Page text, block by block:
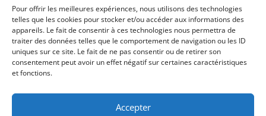
Pour offrir les meilleures expériences, nous utilisons des technologies
telles que les cookies pour stocker et/ou accéder aux informations des
appareils. Le fait de consentir à ces technologies nous permettra de
traiter des données telles que le comportement de navigation ou les ID
uniques sur ce site. Le fait de ne pas consentir ou de retirer son
consentement peut avoir un effet négatif sur certaines caractéristiques
et fonctions.
Accepter
BBB INT LTD – RUE DU BAMBOU.COM
145 rue de la République 95100
Argenteuil
bienvenue@ruedubambou.com